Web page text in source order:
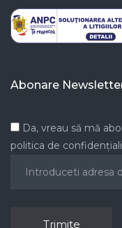
Abonare
Da, vreau să mă
politica de